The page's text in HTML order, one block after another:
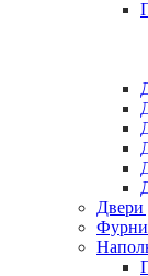
Двери